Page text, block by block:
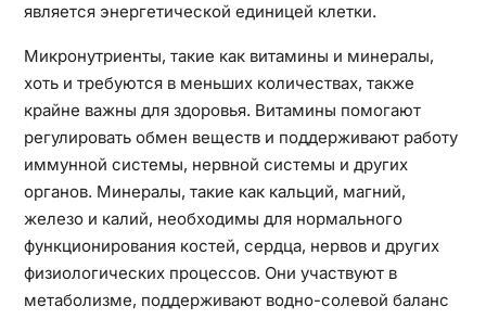
является энергетической единицей клетки.
Микронутриенты, такие как витамины и минералы,
хоть и требуются в меньших количествах, также
крайне важны для здоровья. Витамины помогают
регулировать обмен веществ и поддерживают работу
иммунной системы, нервной системы и других
органов. Минералы, такие как кальций, магний,
железо и калий, необходимы для нормального
функционирования костей, сердца, нервов и других
физиологических процессов. Они участвуют в
метаболизме, поддерживают водно-солевой баланс